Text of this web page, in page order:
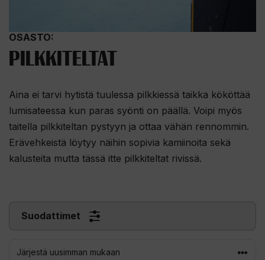
OSASTO:
PILKKITELTAT
Aina ei tarvi hytistä tuulessa pilkkiessä taikka kököttää
lumisateessa kun paras syönti on päällä. Voipi myös
taitella pilkkiteltan pystyyn ja ottaa vähän rennommin.
Erävehkeistä löytyy näihin sopivia kamiinoita sekä
kalusteita mutta tässä itte pilkkiteltat rivissä.
Suodattimet